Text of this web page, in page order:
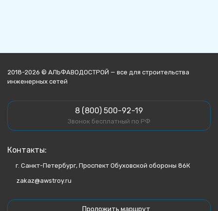
2018-2026 © АЛЬФАВОДОСТРОЙ — все для строительства
инженерных сетей
8 (800) 500-92-19
Звонок бесплатный по РФ
Контакты:
г. Санкт-Петербург, Проспект Обуховской обороны 86К
zakaz@awstroy.ru
Проложить маршрут